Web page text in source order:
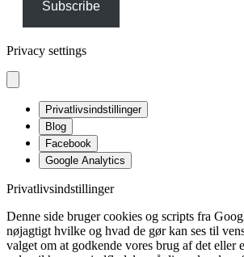
Subscribe
Privacy settings
Privatlivsindstillinger
Blog
Facebook
Google Analytics
Privatlivsindstillinger
Denne side bruger cookies og scripts fra
nøjagtigt hvilke og hvad de gør kan ses til
valget om at godkende vores brug af det eller